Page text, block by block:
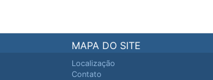
MAPA DO SITE
Localização
Contato